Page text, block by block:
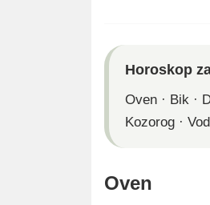
Horoskop
Oven · Bik ·
Kozorog ·
Oven